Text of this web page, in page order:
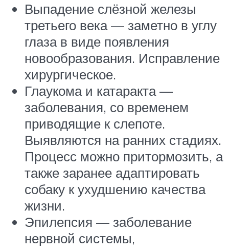
Выпадение слёзной железы
третьего века — заметно в углу
глаза в виде появления
новообразования. Исправление
хирургическое.
Глаукома и катаракта —
заболевания, со временем
приводящие к слепоте.
Выявляются на ранних стадиях.
Процесс можно притормозить, а
также заранее адаптировать
собаку к ухудшению качества
жизни.
Эпилепсия — заболевание
нервной системы,